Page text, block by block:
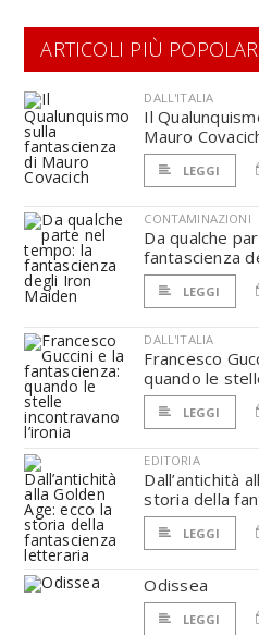
ARTICOLI PIÙ
DALL'ITALIA
Il
Mauro
LEGGI
CONTAMINAZIONI
Da qualche
fantascienza
LEGGI
DALL'ITALIA
Francesco
quando le
LEGGI
EDITORIA
Dall’antichità
storia della
LEGGI
Odissea
LEGGI